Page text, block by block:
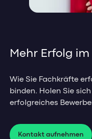
Management-
Management-Blog
Feedbackgespräche
HR-Impulse
Referenzen &
Webinare & Events
Mehr Erfolg
Wie Sie Fachkräfte
binden. Holen Sie
erfolgreiches
Kontakt aufnehmen